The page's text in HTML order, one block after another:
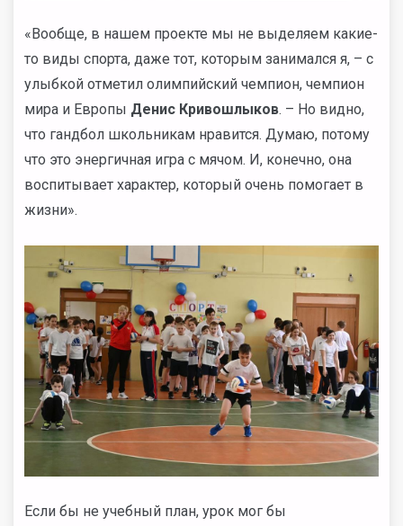
«Вообще, в нашем проекте мы не выделяем какие-
то виды спорта, даже тот, которым занимался я, – с
улыбкой отметил олимпийский чемпион, чемпион
мира и Европы Денис Кривошлыков. – Но видно,
что гандбол школьникам нравится. Думаю, потому
что это энергичная игра с мячом. И, конечно, она
воспитывает характер, который очень помогает в
жизни».
Если бы не учебный план, урок мог бы